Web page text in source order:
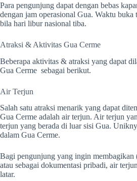
Para pengunjung dapat dengan bebas
dengan jam operasional Gua. Waktu buka
bila hari libur nasional tiba.
Atraksi & Aktivitas Gua Cerme
Beberapa aktivitas & atraksi yang dapat
Gua Cerme sebagai berikut.
Air Terjun
Salah satu atraksi menarik yang dapat
Gua Cerme adalah air terjun. Air terjun
terjun yang berada di luar sisi Gua.
dalam Gua Cerme.
Bagi pengunjung yang ingin membagikan
atau sebagai dokumentasi pribadi, air
latar.